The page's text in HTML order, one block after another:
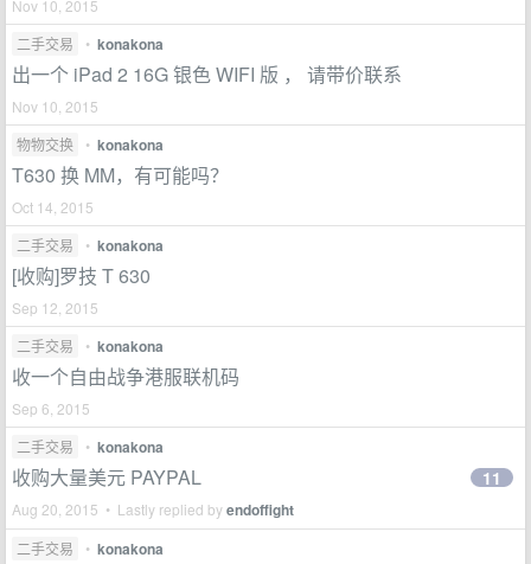
Nov 10, 2015
二手交易
• konakona
出一个 iPad 2 16G 银色 WIFI 版 ， 请带价联系
Nov 10, 2015
物物交换
• konakona
T630 换 MM，有可能吗？
Oct 14, 2015
二手交易
• konakona
[收购]罗技 T 630
Sep 12, 2015
二手交易
• konakona
收一个自由战争港服联机码
Sep 6, 2015
二手交易
• konakona
收购大量美元 PAYPAL
Aug 20, 2015 • Lastly replied byendoffight
11
二手交易 • konakona